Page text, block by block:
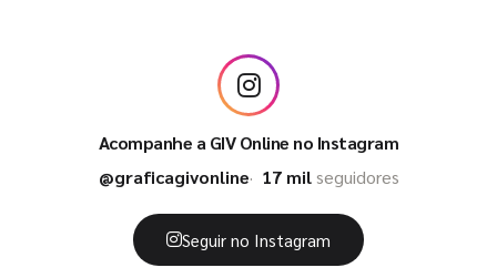
Acompanhe a GIV Online no Instagram
@graficagivonline
17 milseguidores
Seguir no Instagram